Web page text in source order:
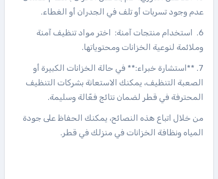
عدم وجود تسربات أو تلف في الجدران أو الغطاء.
6. استخدام منتجات آمنة: اختر مواد تنظيف آمنة
وملائمة لنوعية الخزانات ومحتوياتها.
7. **استشارة خبراء:** في حالة الخزانات الكبيرة أو
الصعبة التنظيف، يمكنك الاستعانة بشركات التنظيف
المحترفة في قطر لضمان نتائج فعّالة وسليمة.
من خلال اتباع هذه النصائح، يمكنك الحفاظ على جودة
المياه ونظافة الخزانات في منزلك في قطر.